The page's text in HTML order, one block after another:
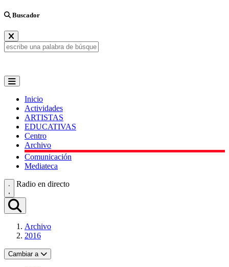
Buscador
Inicio
Actividades
ARTISTAS
EDUCATIVAS
Centro
Archivo
Comunicación
Mediateca
Radio en directo
Archivo
2016
Cambiar a